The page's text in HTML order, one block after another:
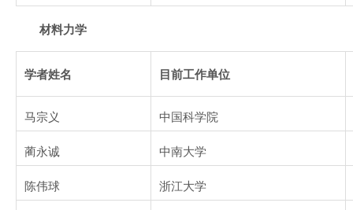
材料力学
学者姓名 目前工作单位
马宗义 中国科学院
蔺永诚 中南大学
陈伟球 浙江大学